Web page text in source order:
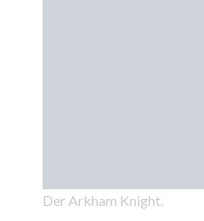
Der Arkham Knight.